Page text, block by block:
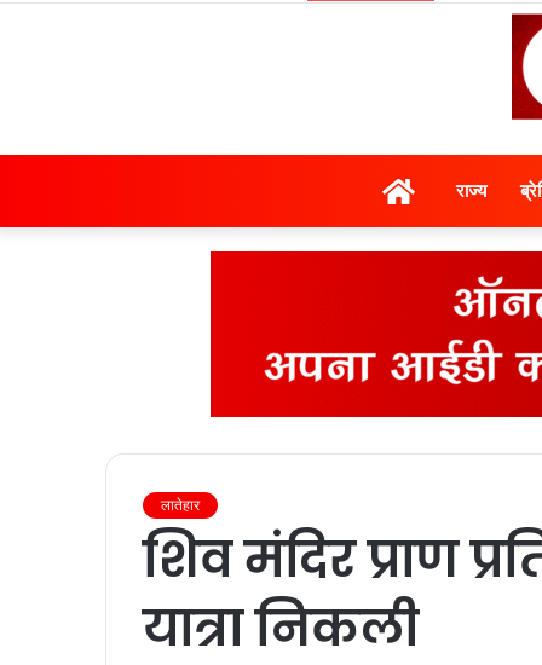
होम राज्‍य
लातेहार
शिव मंदिर प्राण
यात्रा निकली